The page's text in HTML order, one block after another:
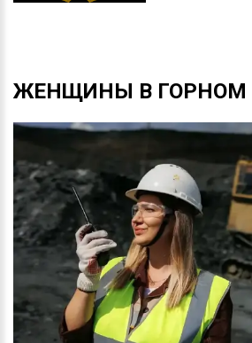
ЖЕНЩИНЫ В ГОРНОМ